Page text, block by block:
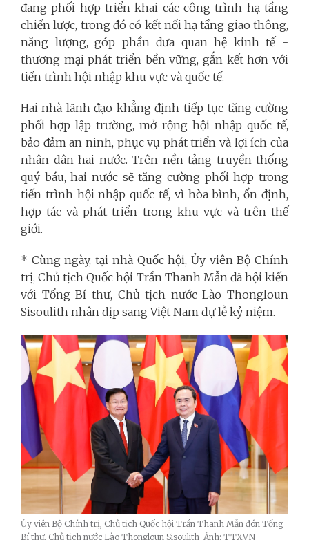
đang phối hợp triển khai các công trình hạ tầng
chiến lược, trong đó có kết nối hạ tầng giao thông,
năng lượng, góp phần đưa quan hệ kinh tế -
thương mại phát triển bền vững, gắn kết hơn với
tiến trình hội nhập khu vực và quốc tế.
Hai nhà lãnh đạo khẳng định tiếp tục tăng cường
phối hợp lập trường, mở rộng hội nhập quốc tế,
bảo đảm an ninh, phục vụ phát triển và lợi ích của
nhân dân hai nước. Trên nền tảng truyền thống
quý báu, hai nước sẽ tăng cường phối hợp trong
tiến trình hội nhập quốc tế, vì hòa bình, ổn định,
hợp tác và phát triển trong khu vực và trên thế
giới.
* Cùng ngày, tại nhà Quốc hội, Ủy viên Bộ Chính
trị, Chủ tịch Quốc hội Trần Thanh Mẫn đã hội kiến
với Tổng Bí thư, Chủ tịch nước Lào Thongloun
Sisoulith nhân dịp sang Việt Nam dự lễ kỷ niệm.
Ủy viên Bộ Chính trị, Chủ tịch Quốc hội Trần Thanh Mẫn đón Tổng
Bí thư, Chủ tịch nước Lào Thongloun Sisoulith_Ảnh: TTXVN